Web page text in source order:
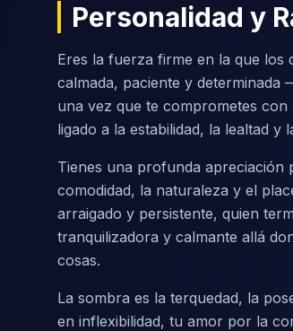
Personalidad y
Eres la fuerza firme en la que los
calmada, paciente y
una vez que te comprometes
ligado a la estabilidad, la lealtad
Tienes una profunda
comodidad, la naturaleza y el
arraigado y persistente, quien
tranquilizadora y calmante allá
cosas.
La sombra es la terquedad, la
en inflexibilidad, tu amor por la